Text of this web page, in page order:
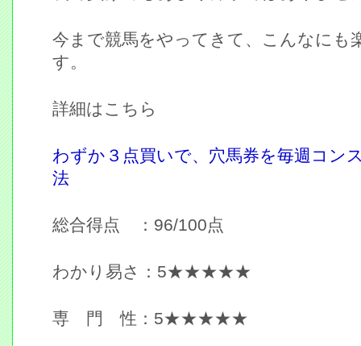
今まで競馬をやってきて、こんなにも
す。
詳細はこちら
わずか３点買いで、穴馬券を毎週コン
法
総合得点 ：96/100点
わかり易さ：5★★★★★
専 門 性：5★★★★★